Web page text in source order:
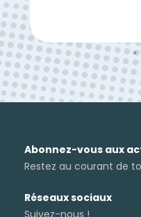
Abonnez-vous aux
Restez au courant de
Réseaux sociaux